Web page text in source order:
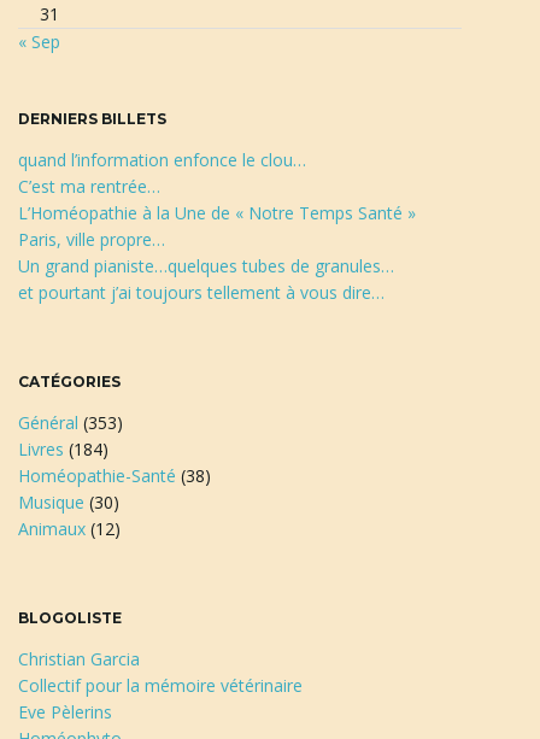
c
« Sep
31
DERNIERS BILLETS
quand l’information enfonce le clou…
C’est ma rentrée…
L’Homéopathie à la Une de « Notre Temps Santé »
Paris, ville propre…
Un grand pianiste…quelques tubes de granules…
et pourtant j’ai toujours tellement à vous dire…
CATÉGORIES
Général (353)
Livres (184)
Homéopathie-Santé (38)
Musique (30)
Animaux (12)
BLOGOLISTE
Christian Garcia
Collectif pour la mémoire vétérinaire
Eve Pèlerins